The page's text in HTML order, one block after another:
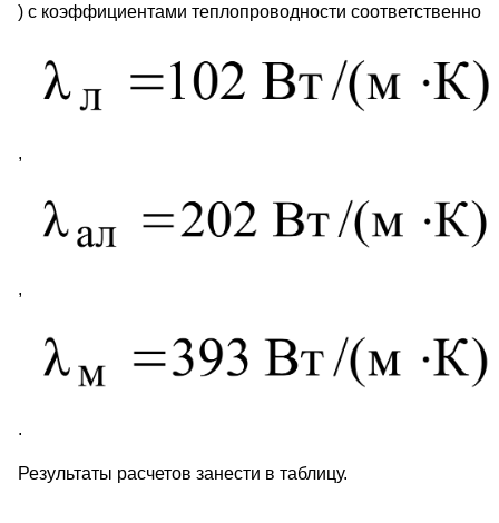
) с коэффициентами теплопроводности соответственно
,
,
.
Результаты расчетов занести в таблицу.